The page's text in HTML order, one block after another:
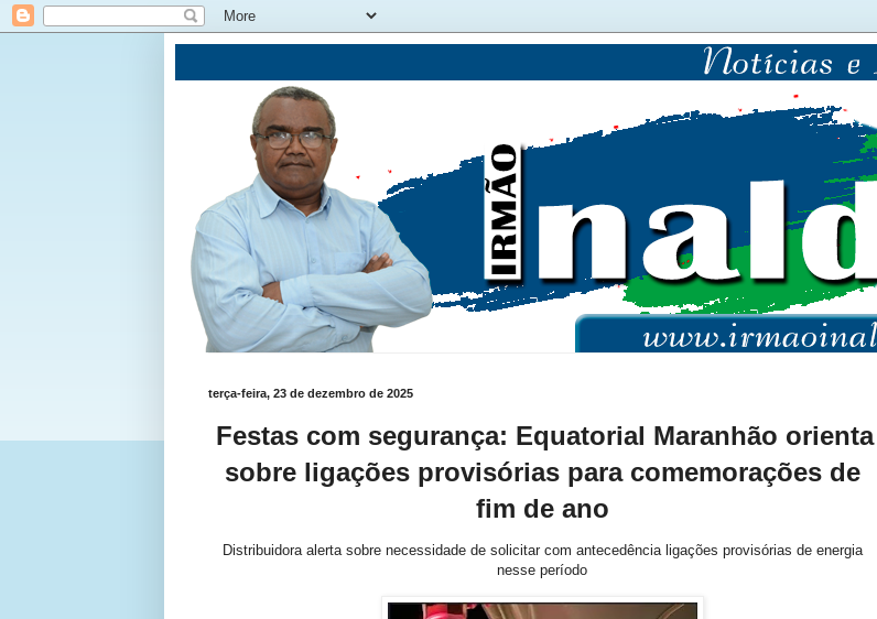
terça-feira, 23 de dezembro de 2025
Festas com segurança: Equatorial Maranhão orienta
sobre ligações provisórias para comemorações de
fim de ano
Distribuidora alerta sobre necessidade de solicitar com antecedência ligações provisórias de energia
nesse período